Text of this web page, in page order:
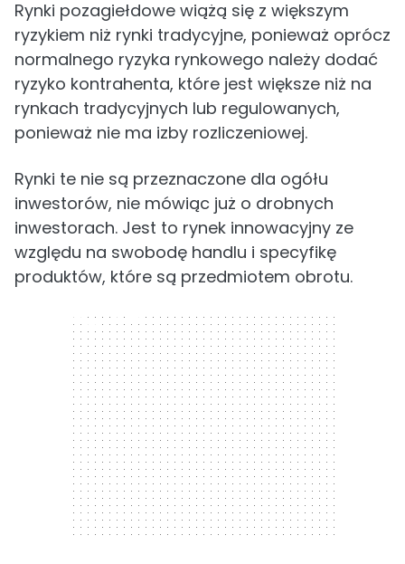
Rynki pozagiełdowe wiążą się z większym
ryzykiem niż rynki tradycyjne, ponieważ oprócz
normalnego ryzyka rynkowego należy dodać
ryzyko kontrahenta, które jest większe niż na
rynkach tradycyjnych lub regulowanych,
ponieważ nie ma izby rozliczeniowej.
Rynki te nie są przeznaczone dla ogółu
inwestorów, nie mówiąc już o drobnych
inwestorach. Jest to rynek innowacyjny ze
względu na swobodę handlu i specyfikę
produktów, które są przedmiotem obrotu.
300 x 250